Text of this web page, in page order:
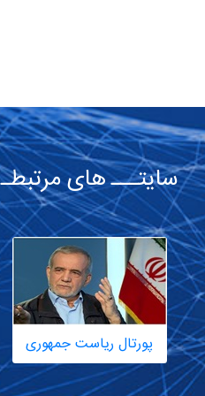
سایتـــ های مرتبطـ
پورتال ریاست جمهوری